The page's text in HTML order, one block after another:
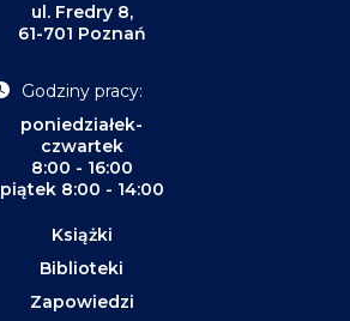
ul. Fredry 8,
61-701 Poznań
Godziny pracy:
poniedziałek-
czwartek
8:00 - 16:00
piątek 8:00 - 14:00
Książki
Biblioteki
Zapowiedzi